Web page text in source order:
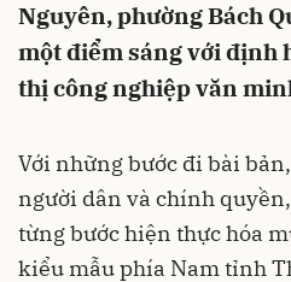
Nguyên, phường Bách
một điểm sáng với định
thị công nghiệp văn
Với những bước đi bài
người dân và chính
từng bước hiện thực hóa
kiểu mẫu phía Nam tỉnh